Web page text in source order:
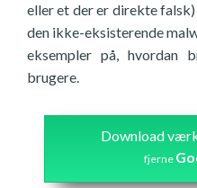
eller et der er direkte
den ikke-eksisterende
eksempler på, hvordan
brugere.
Download
fjerne